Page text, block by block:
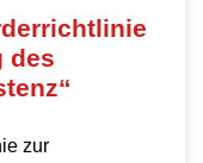
des
zur